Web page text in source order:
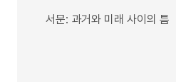
서문: 과거와 미래 사이의 틈